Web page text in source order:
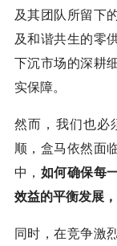
及其团队所留下
及和谐共生的零
下沉市场的深耕
实保障。
然而，我们也必
顺，盒马依然面
中， 如何确保每
效益的平衡发展
同时，在竞争激